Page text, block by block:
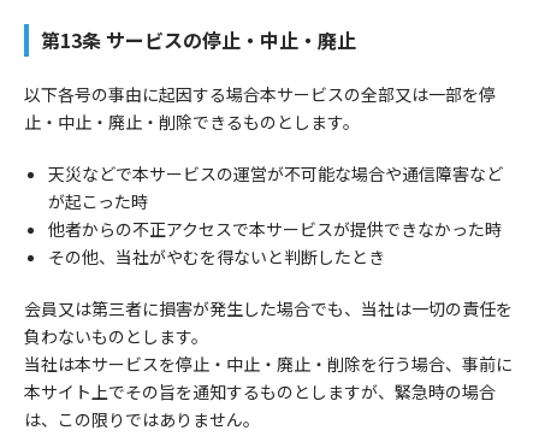
第13条 サービスの停止・中止・廃止
以下各号の事由に起因する場合本サービスの全部又は一部を停
止・中止・廃止・削除できるものとします。
天災などで本サービスの運営が不可能な場合や通信障害など
が起こった時
他者からの不正アクセスで本サービスが提供できなかった時
その他、当社がやむを得ないと判断したとき
会員又は第三者に損害が発生した場合でも、当社は一切の責任を
負わないものとします。
当社は本サービスを停止・中止・廃止・削除を行う場合、事前に
本サイト上でその旨を通知するものとしますが、緊急時の場合
は、この限りではありません。